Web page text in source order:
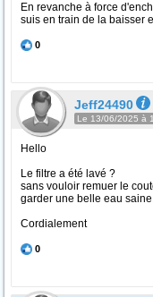
En revanche à force
suis en train de la baisser
0
Jeff24490
Le 13/06/2025 à
Hello
Le filtre a été lavé ?
sans vouloir remuer le
garder une belle eau
Cordialement
0